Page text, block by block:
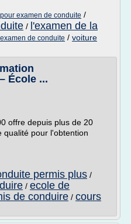
examen de conduite /
/ l'examen de la
de conduite / voiture
École ...
offre depuis plus de 20
qualité pour l'obtention
permis plus /
/ ecole de
de conduire / cours